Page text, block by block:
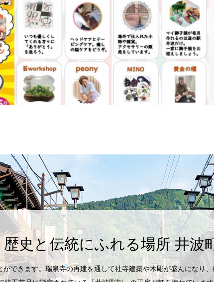
歴史と伝統にふれる場所 井波
できます。瑞泉寺の再建を通して社寺建築や木彫が盛んになり